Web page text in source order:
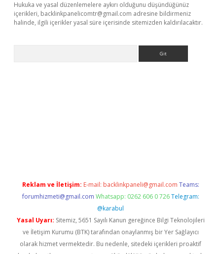
Hukuka ve yasal düzenlemelere aykırı olduğunu düşündüğünüz
içerikleri, backlinkpanelicomtr@gmail.com adresine bildirmeniz
halinde, ilgili içerikler yasal süre içerisinde sitemizden kaldırılacaktır.
Reklam ve İletişim: E-mail: backlinkpaneli@gmail.com Teams:
forumhizmeti@gmail.com Whatsapp: 0262 606 0 726 Telegram:
@karabul
Yasal Uyarı: Sitemiz, 5651 Sayılı Kanun gereğince Bilgi Teknolojileri
ve İletişim Kurumu (BTK) tarafından onaylanmış bir Yer Sağlayıcı
olarak hizmet vermektedir. Bu nedenle, sitedeki içerikleri proaktif